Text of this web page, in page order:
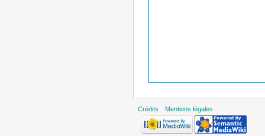
Crédits Mentions légales